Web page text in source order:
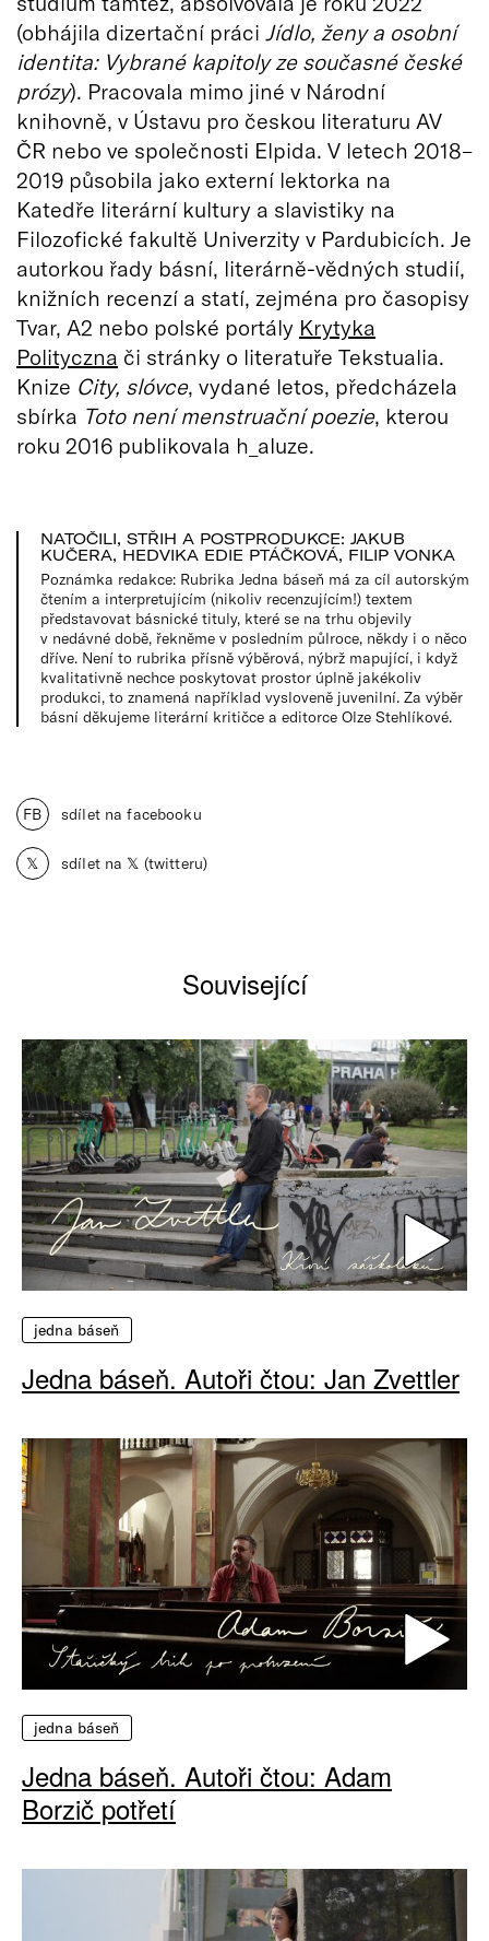
(obhájila dizertační práci Jídlo, ženy a osobní
identita: Vybrané kapitoly ze současné české
prózy). Pracovala mimo jiné v Národní
knihovně, v Ústavu pro českou literaturu AV
ČR nebo ve společnosti Elpida. V letech 2018–
2019 působila jako externí lektorka na
Katedře literární kultury a slavistiky na
Filozofické fakultě Univerzity v Pardubicích. Je
autorkou řady básní, literárně-vědných studií,
knižních recenzí a statí, zejména pro časopisy
Tvar, A2 nebo polské portály Krytyka
Polityczna či stránky o literatuře Tekstualia.
Knize City, slóvce, vydané letos, předcházela
sbírka Toto není menstruační poezie, kterou
roku 2016 publikovala h_aluze.
NATOČILI, STŘIH A POSTPRODUKCE: JAKUB
KUČERA, HEDVIKA EDIE PTÁČKOVÁ, FILIP VONKA
Poznámka redakce: Rubrika Jedna báseň má za cíl autorským
čtením a interpretujícím (nikoliv recenzujícím!) textem
představovat básnické tituly, které se na trhu objevily
v nedávné době, řekněme v posledním půlroce, někdy i o něco
dříve. Není to rubrika přísně výběrová, nýbrž mapující, i když
kvalitativně nechce poskytovat prostor úplně jakékoliv
produkci, to znamená například vysloveně juvenilní. Za výběr
básní děkujeme literární kritičce a editorce Olze Stehlíkové.
FB sdílet na facebooku
𝕏 sdílet na 𝕏 (twitteru)
Související
jedna báseň
Jedna báseň. Autoři čtou: Jan Zvettler
jedna báseň
Jedna báseň. Autoři čtou: Adam
Borzič potřetí